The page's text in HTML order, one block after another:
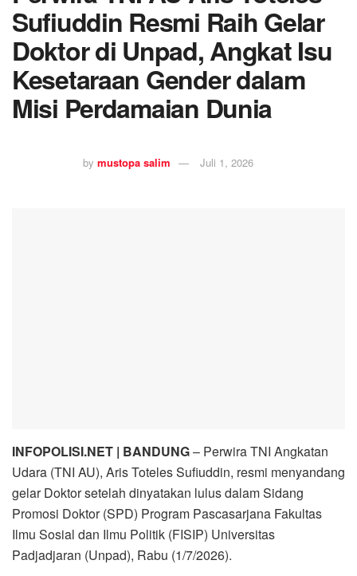
Sufiuddin Resmi Raih Gelar
Doktor di Unpad, Angkat Isu
Kesetaraan Gender dalam
Misi Perdamaian Dunia
by mustopa salim Juli 1, 2026
INFOPOLISI.NET | BANDUNG– Perwira TNI Angkatan
Udara (TNI AU), Aris Toteles Sufiuddin, resmi menyandang
gelar Doktor setelah dinyatakan lulus dalam Sidang
Promosi Doktor (SPD) Program Pascasarjana Fakultas
Ilmu Sosial dan Ilmu Politik (FISIP) Universitas
Padjadjaran (Unpad), Rabu (1/7/2026).